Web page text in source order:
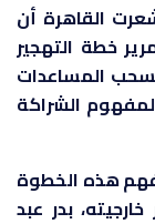
القاهرة أن
خطة التهجير
المساعدات
لمفهوم الشراكة
هذه الخطوة
بدر عبد